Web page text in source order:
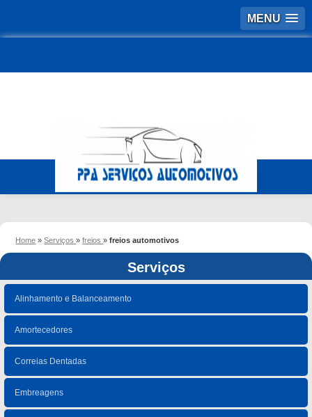
MENU
Home »Serviços»freios»freios automotivos
Serviços
Alinhamento e Balanceamento
Amortecedores
Correias Dentadas
Embreagens